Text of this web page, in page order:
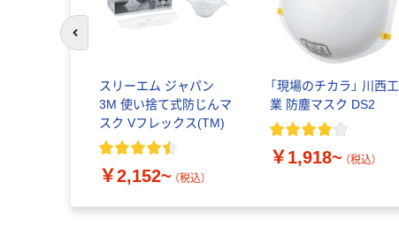
スリーエム ジャパン
3M 使い捨て式防じんマ
スク Vフレックス(TM)
￥2,152~ （税込）
「現場のチカラ」 川西工
業 防塵マスク DS2
￥1,918~ （税込）